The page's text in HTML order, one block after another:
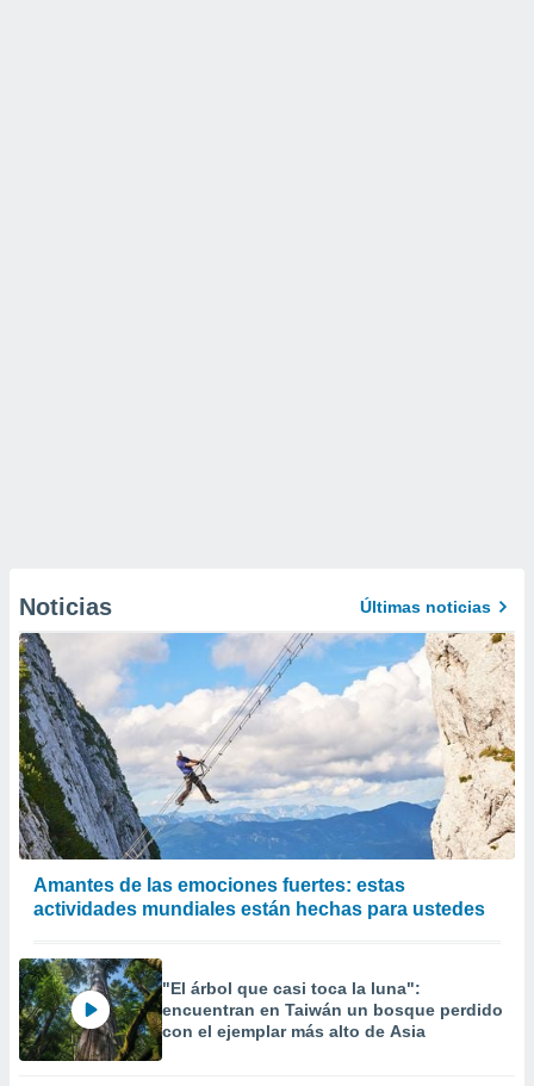
Noticias Últimas noticias
Amantes de las emociones fuertes: estas
actividades mundiales están hechas para ustedes
"El árbol que casi toca la luna":
encuentran en Taiwán un bosque perdido
con el ejemplar más alto de Asia